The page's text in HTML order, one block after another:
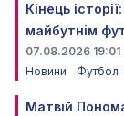
Кінець
майбутнім
07.08.2026 19:01
Новини
Футбол
Матвій